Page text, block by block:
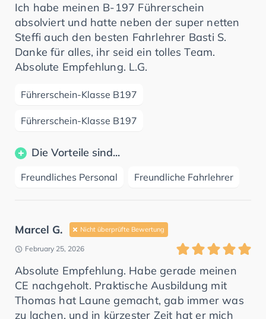
Ich habe meinen B-197 Führerschein
absolviert und hatte neben der super netten
Steffi auch den besten Fahrlehrer Basti S.
Danke für alles, ihr seid ein tolles Team.
Absolute Empfehlung. L.G.
Führerschein-Klasse B197
Führerschein-Klasse B197
Die Vorteile sind...
Freundliches Personal Freundliche Fahrlehrer
Marcel G. Nicht überprüfte Bewertung
February 25, 2026
Absolute Empfehlung. Habe gerade meinen
CE nachgeholt. Praktische Ausbildung mit
Thomas hat Laune gemacht, gab immer was
zu lachen, und in kürzester Zeit hat er mich